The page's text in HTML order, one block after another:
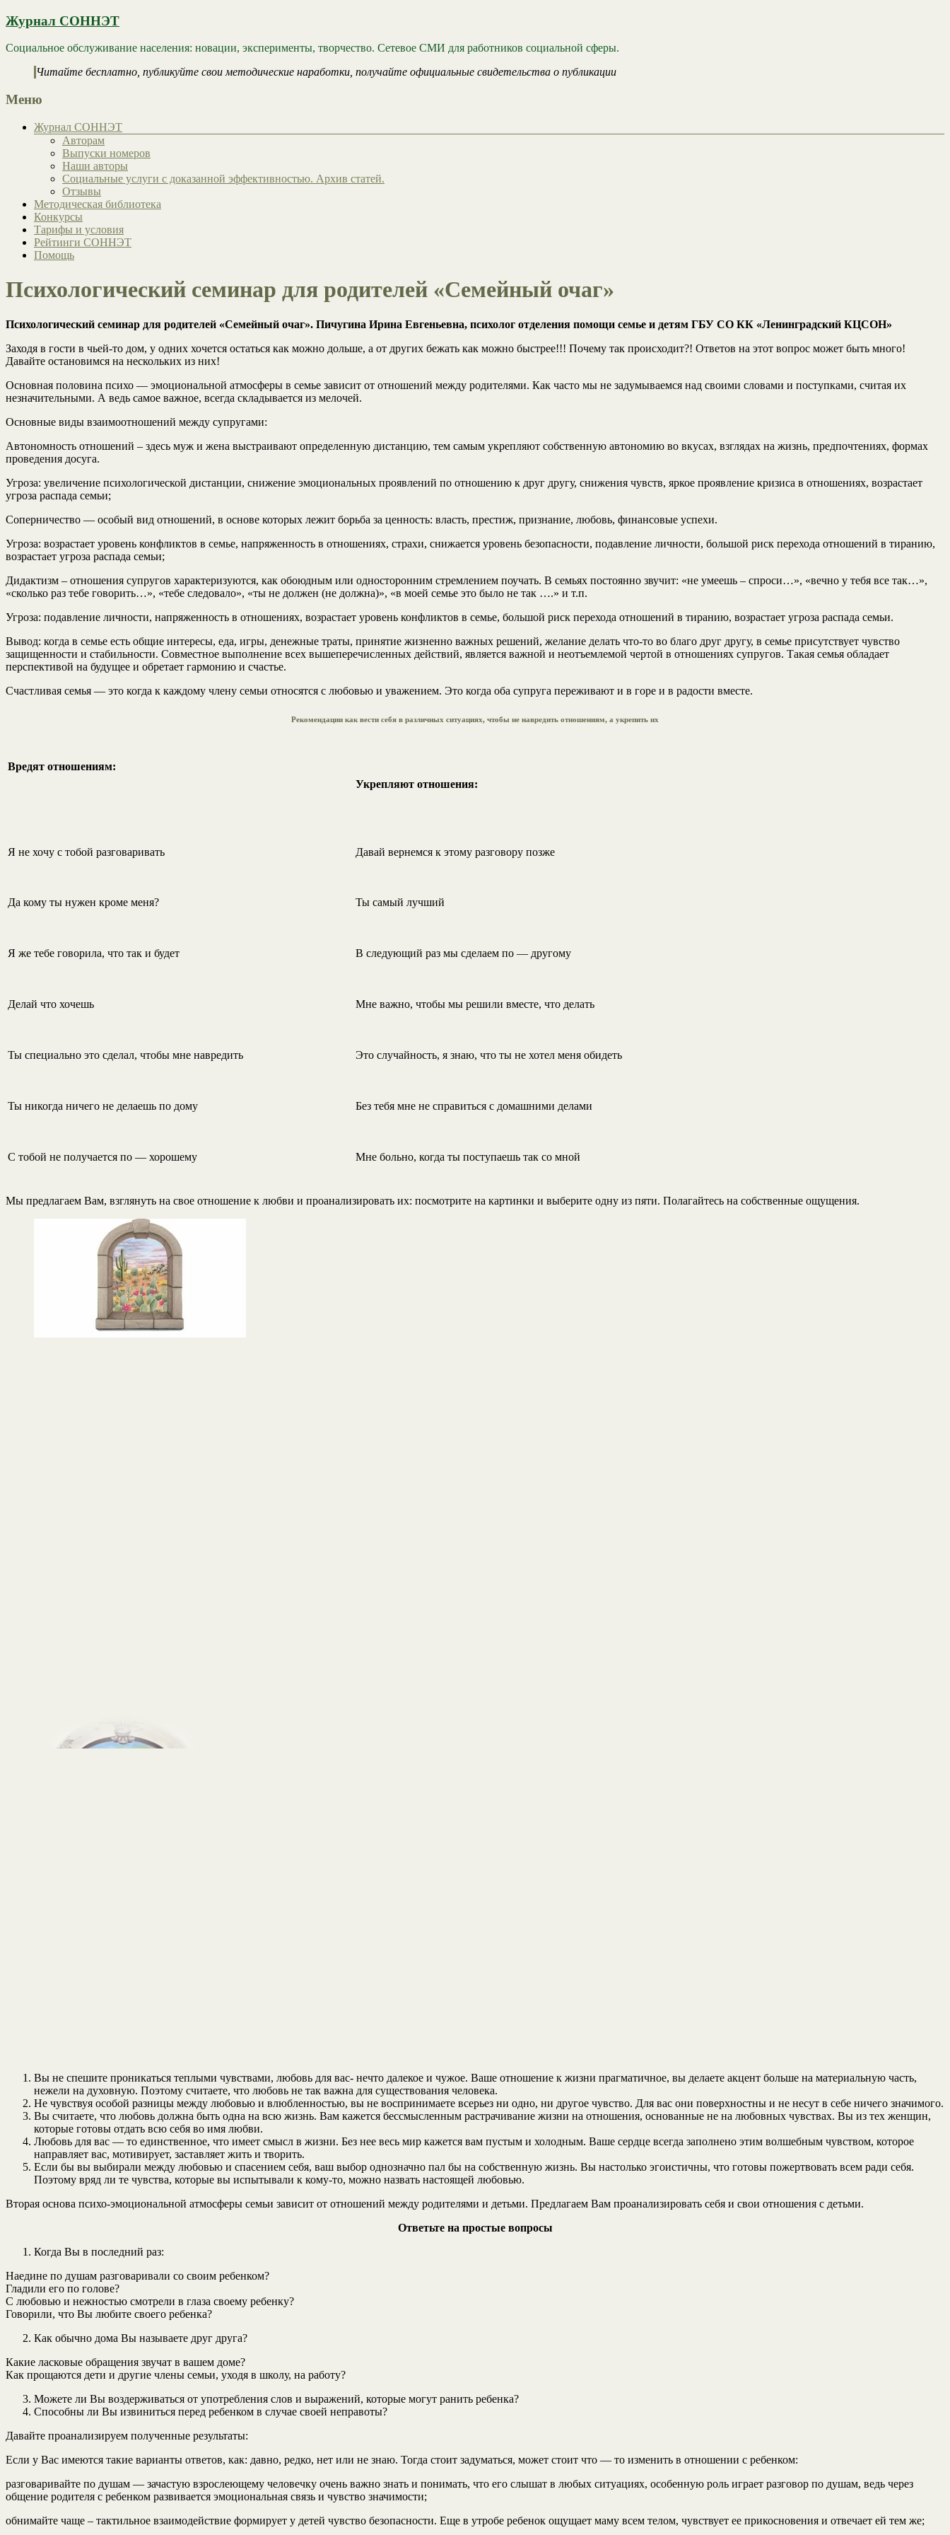
Журнал СОННЭТ
Социальное обслуживание населения: новации, эксперименты, творчество. Сетевое СМИ для работников социальной сферы.
Читайте бесплатно, публикуйте свои методические наработки, получайте официальные свидетельства о публикации
Меню
Журнал СОННЭТ
Авторам
Выпуски номеров
Наши авторы
Социальные услуги с доказанной эффективностью. Архив статей.
Отзывы
Методическая библиотека
Конкурсы
Тарифы и условия
Рейтинги СОННЭТ
Помощь
Психологический семинар для родителей «Семейный очаг»
Психологический семинар для родителей «Семейный очаг». Пичугина Ирина Евгеньевна, психолог отделения помощи семье и детям ГБУ СО КК «Ленинградский КЦСОН»
Заходя в гости в чьей-то дом, у одних хочется остаться как можно дольше, а от других бежать как можно быстрее!!! Почему так происходит?! Ответов на этот вопрос может быть много!
Давайте остановимся на нескольких из них!
Основная половина психо — эмоциональной атмосферы в семье зависит от отношений между родителями. Как часто мы не задумываемся над своими словами и поступками, считая их
незначительными. А ведь самое важное, всегда складывается из мелочей.
Основные виды взаимоотношений между супругами:
Автономность отношений – здесь муж и жена выстраивают определенную дистанцию, тем самым укрепляют собственную автономию во вкусах, взглядах на жизнь, предпочтениях, формах
проведения досуга.
Угроза: увеличение психологической дистанции, снижение эмоциональных проявлений по отношению к друг другу, снижения чувств, яркое проявление кризиса в отношениях, возрастает
угроза распада семьи;
Соперничество — особый вид отношений, в основе которых лежит борьба за ценность: власть, престиж, признание, любовь, финансовые успехи.
Угроза: возрастает уровень конфликтов в семье, напряженность в отношениях, страхи, снижается уровень безопасности, подавление личности, большой риск перехода отношений в тиранию,
возрастает угроза распада семьи;
Дидактизм – отношения супругов характеризуются, как обоюдным или односторонним стремлением поучать. В семьях постоянно звучит: «не умеешь – спроси…», «вечно у тебя все так…»,
«сколько раз тебе говорить…», «тебе следовало», «ты не должен (не должна)», «в моей семье это было не так ….» и т.п.
Угроза: подавление личности, напряженность в отношениях, возрастает уровень конфликтов в семье, большой риск перехода отношений в тиранию, возрастает угроза распада семьи.
Вывод: когда в семье есть общие интересы, еда, игры, денежные траты, принятие жизненно важных решений, желание делать что-то во благо друг другу, в семье присутствует чувство
защищенности и стабильности. Совместное выполнение всех вышеперечисленных действий, является важной и неотъемлемой чертой в отношениях супругов. Такая семья обладает
перспективой на будущее и обретает гармонию и счастье.
Счастливая семья — это когда к каждому члену семьи относятся с любовью и уважением. Это когда оба супруга переживают и в горе и в радости вместе.
Рекомендации как вести себя в различных ситуациях, чтобы не навредить отношениям, а укрепить их
Вредят отношениям:
Укрепляют отношения:
Я не хочу с тобой разговаривать Давай вернемся к этому разговору позже
Да кому ты нужен кроме меня? Ты самый лучший
Я же тебе говорила, что так и будет В следующий раз мы сделаем по — другому
Делай что хочешь Мне важно, чтобы мы решили вместе, что делать
Ты специально это сделал, чтобы мне навредить Это случайность, я знаю, что ты не хотел меня обидеть
Ты никогда ничего не делаешь по дому Без тебя мне не справиться с домашними делами
С тобой не получается по — хорошему Мне больно, когда ты поступаешь так со мной
Мы предлагаем Вам, взглянуть на свое отношение к любви и проанализировать их: посмотрите на картинки и выберите одну из пяти. Полагайтесь на собственные ощущения.
Вы не спешите проникаться теплыми чувствами, любовь для вас- нечто далекое и чужое. Ваше отношение к жизни прагматичное, вы делаете акцент больше на материальную часть,
нежели на духовную. Поэтому считаете, что любовь не так важна для существования человека.
Не чувствуя особой разницы между любовью и влюбленностью, вы не воспринимаете всерьез ни одно, ни другое чувство. Для вас они поверхностны и не несут в себе ничего значимого.
Вы считаете, что любовь должна быть одна на всю жизнь. Вам кажется бессмысленным растрачивание жизни на отношения, основанные не на любовных чувствах. Вы из тех женщин,
которые готовы отдать всю себя во имя любви.
Любовь для вас — то единственное, что имеет смысл в жизни. Без нее весь мир кажется вам пустым и холодным. Ваше сердце всегда заполнено этим волшебным чувством, которое
направляет вас, мотивирует, заставляет жить и творить.
Если бы вы выбирали между любовью и спасением себя, ваш выбор однозначно пал бы на собственную жизнь. Вы настолько эгоистичны, что готовы пожертвовать всем ради себя.
Поэтому вряд ли те чувства, которые вы испытывали к кому-то, можно назвать настоящей любовью.
Вторая основа психо-эмоциональной атмосферы семьи зависит от отношений между родителями и детьми. Предлагаем Вам проанализировать себя и свои отношения с детьми.
Ответьте на простые вопросы
Когда Вы в последний раз:
Наедине по душам разговаривали со своим ребенком?
Гладили его по голове?
С любовью и нежностью смотрели в глаза своему ребенку?
Говорили, что Вы любите своего ребенка?
Как обычно дома Вы называете друг друга?
Какие ласковые обращения звучат в вашем доме?
Как прощаются дети и другие члены семьи, уходя в школу, на работу?
Можете ли Вы воздерживаться от употребления слов и выражений, которые могут ранить ребенка?
Способны ли Вы извиниться перед ребенком в случае своей неправоты?
Давайте проанализируем полученные результаты:
Если у Вас имеются такие варианты ответов, как: давно, редко, нет или не знаю. Тогда стоит задуматься, может стоит что — то изменить в отношении с ребенком:
разговаривайте по душам — зачастую взрослеющему человечку очень важно знать и понимать, что его слышат в любых ситуациях, особенную роль играет разговор по душам, ведь через
общение родителя с ребенком развивается эмоциональная связь и чувство значимости;
обнимайте чаще – тактильное взаимодействие формирует у детей чувство безопасности. Еще в утробе ребенок ощущает маму всем телом, чувствует ее прикосновения и отвечает ей тем же;